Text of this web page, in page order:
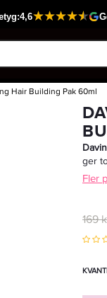
Hair Building Pak 60ml
din
ger
Fler
169